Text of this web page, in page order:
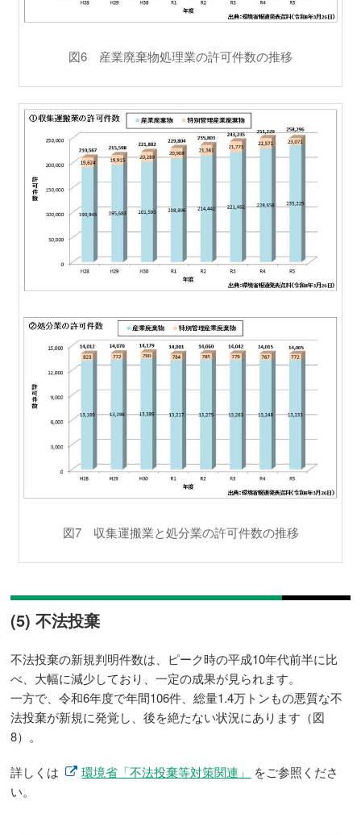
図6 産業廃棄物処理業の許可件数の推移
図7 収集運搬業と処分業の許可件数の推移
(5) 不法投棄
不法投棄の新規判明件数は、ピーク時の平成10年代前半に比
べ、大幅に減少しており、一定の成果が見られます。
一方で、令和6年度で年間106件、総量1.4万トンもの悪質な不
法投棄が新規に発覚し、後を絶たない状況にあります（図
8）。
詳しくは 環境省「不法投棄等対策関連」
をご参照くださ
い。